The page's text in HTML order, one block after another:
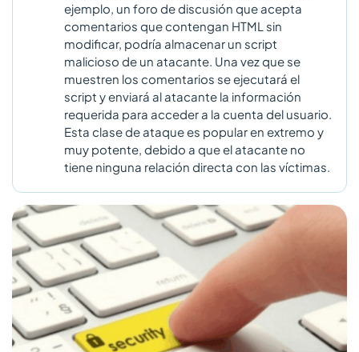
ejemplo, un foro de discusión que acepta
comentarios que contengan HTML sin
modificar, podría almacenar un script
malicioso de un atacante. Una vez que se
muestren los comentarios se ejecutará el
script y enviará al atacante la información
requerida para acceder a la cuenta del usuario.
Esta clase de ataque es popular en extremo y
muy potente, debido a que el atacante no
tiene ninguna relación directa con las víctimas.